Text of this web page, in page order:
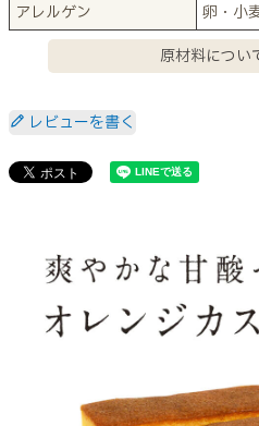
アレルゲン
卵・小
原材料につい
レビューを書く